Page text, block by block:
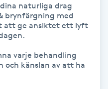
naturliga drag
brynfärgning med
att ge ansiktet ett lyft
varje behandling
och känslan av att ha